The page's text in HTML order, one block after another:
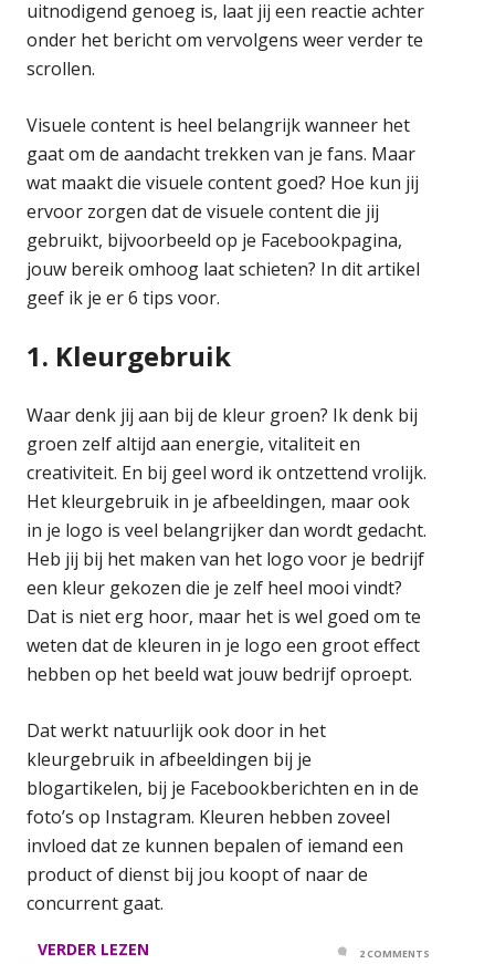
uitnodigend genoeg is, laat jij een reactie achter
onder het bericht om vervolgens weer verder te
scrollen.
Visuele content is heel belangrijk wanneer het
gaat om de aandacht trekken van je fans. Maar
wat maakt die visuele content goed? Hoe kun jij
ervoor zorgen dat de visuele content die jij
gebruikt, bijvoorbeeld op je Facebookpagina,
jouw bereik omhoog laat schieten? In dit artikel
geef ik je er 6 tips voor.
1. Kleurgebruik
Waar denk jij aan bij de kleur groen? Ik denk bij
groen zelf altijd aan energie, vitaliteit en
creativiteit. En bij geel word ik ontzettend vrolijk.
Het kleurgebruik in je afbeeldingen, maar ook
in je logo is veel belangrijker dan wordt gedacht.
Heb jij bij het maken van het logo voor je bedrijf
een kleur gekozen die je zelf heel mooi vindt?
Dat is niet erg hoor, maar het is wel goed om te
weten dat de kleuren in je logo een groot effect
hebben op het beeld wat jouw bedrijf oproept.
Dat werkt natuurlijk ook door in het
kleurgebruik in afbeeldingen bij je
blogartikelen, bij je Facebookberichten en in de
foto’s op Instagram. Kleuren hebben zoveel
invloed dat ze kunnen bepalen of iemand een
product of dienst bij jou koopt of naar de
concurrent gaat.
VERDER LEZEN 2 COMMENTS